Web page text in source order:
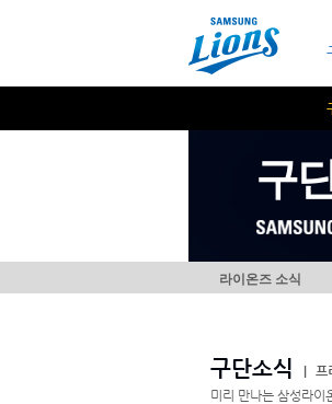
구
라이온즈 소식
구단소식
프
미리 만나는 삼성라이